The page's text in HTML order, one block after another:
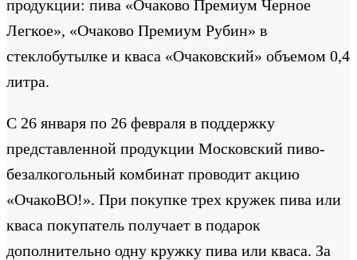
продукции: пива «Очаково Премиум Черное
Легкое», «Очаково Премиум Рубин» в
стеклобутылке и кваса «Очаковский» объемом 0,4
литра.
С 26 января по 26 февраля в поддержку
представленной продукции Московский пиво-
безалкогольный комбинат проводит акцию
«ОчакоВО!». При покупке трех кружек пива или
кваса покупатель получает в подарок
дополнительно одну кружку пива или кваса. За